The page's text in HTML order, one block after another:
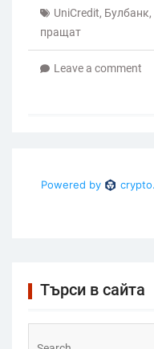
UniCredit, Булбанк,
пращат
Leave a comment
Търси в сайта